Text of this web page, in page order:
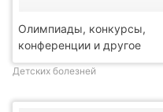
Олимпиады, конкурсы,
конференции и другое
Детских болезней